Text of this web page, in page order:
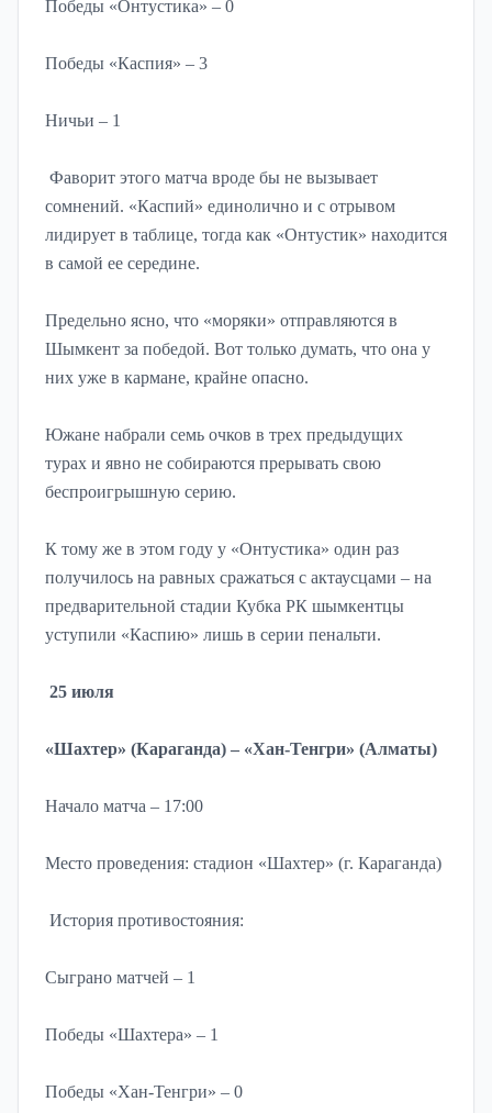
Победы «Онтустика» – 0
Победы «Каспия» – 3
Ничьи – 1
Фаворит этого матча вроде бы не вызывает
сомнений. «Каспий» единолично и с отрывом
лидирует в таблице, тогда как «Онтустик» находится
в самой ее середине.
Предельно ясно, что «моряки» отправляются в
Шымкент за победой. Вот только думать, что она у
них уже в кармане, крайне опасно.
Южане набрали семь очков в трех предыдущих
турах и явно не собираются прерывать свою
беспроигрышную серию.
К тому же в этом году у «Онтустика» один раз
получилось на равных сражаться с актаусцами – на
предварительной стадии Кубка РК шымкентцы
уступили «Каспию» лишь в серии пенальти.
25 июля
«Шахтер» (Караганда) – «Хан-Тенгри» (Алматы)
Начало матча – 17:00
Место проведения: стадион «Шахтер» (г. Караганда)
История противостояния:
Сыграно матчей – 1
Победы «Шахтера» – 1
Победы «Хан-Тенгри» – 0